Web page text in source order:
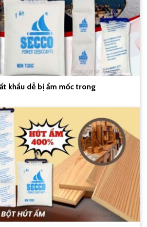
khẩu dễ bị ẩm mốc trong